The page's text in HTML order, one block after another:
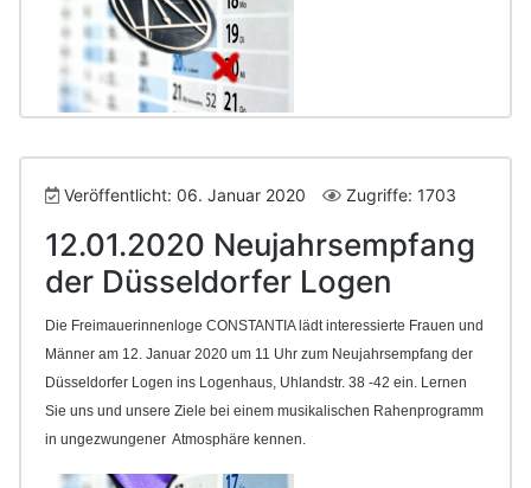
Veröffentlicht: 06. Januar 2020 Zugriffe: 1703
12.01.2020 Neujahrsempfang
der Düsseldorfer Logen
Die Freimauerinnenloge CONSTANTIA lädt interessierte Frauen und
Männer am 12. Januar 2020 um 11 Uhr zum Neujahrsempfang der
Düsseldorfer Logen ins Logenhaus, Uhlandstr. 38 -42 ein. Lernen
Sie uns und unsere Ziele bei einem musikalischen Rahenprogramm
in ungezwungener Atmosphäre kennen.